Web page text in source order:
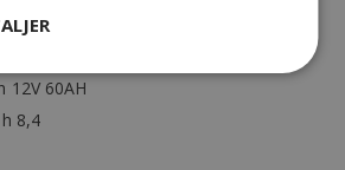
KW 12V 2.5KW
35A
12V 60AH
8,4